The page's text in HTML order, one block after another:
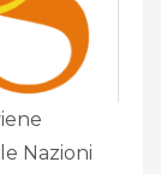
Nazioni